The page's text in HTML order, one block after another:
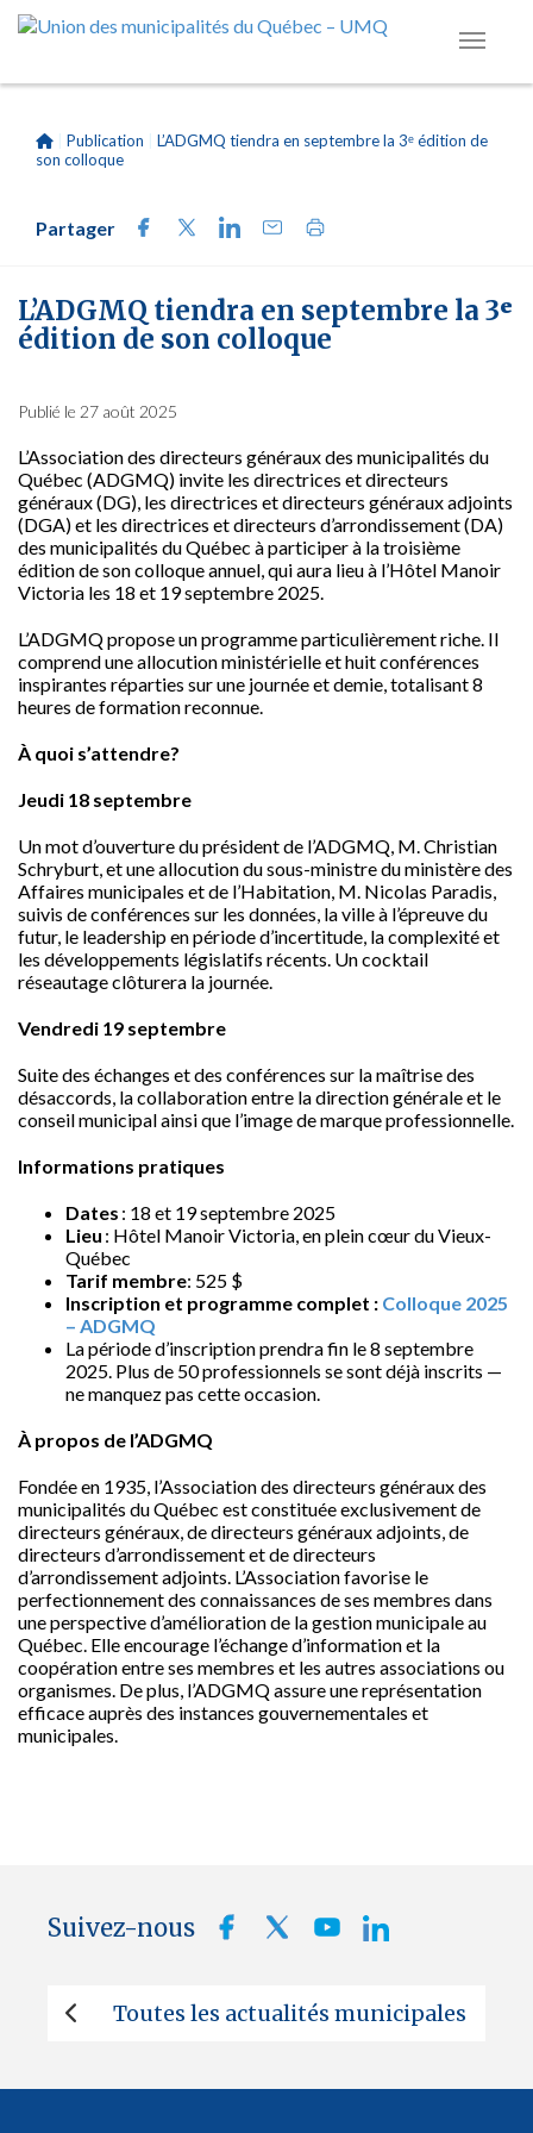
Publication
L’ADGMQ tiendra en septembre la 3ᵉ édition de
son colloque
Partager
L’ADGMQ tiendra en septembre la 3ᵉ
édition de son colloque
Publié le 27 août 2025
L’Association des directeurs généraux des municipalités du
Québec (ADGMQ) invite les directrices et directeurs
généraux (DG), les directrices et directeurs généraux adjoints
(DGA) et les directrices et directeurs d’arrondissement (DA)
des municipalités du Québec à participer à la troisième
édition de son colloque annuel, qui aura lieu à l’Hôtel Manoir
Victoria les 18 et 19 septembre 2025.
L’ADGMQ propose un programme particulièrement riche. Il
comprend une allocution ministérielle et huit conférences
inspirantes réparties sur une journée et demie, totalisant 8
heures de formation reconnue.
À quoi s’attendre?
Jeudi 18 septembre
Un mot d’ouverture du président de l’ADGMQ, M. Christian
Schryburt, et une allocution du sous-ministre du ministère des
Affaires municipales et de l’Habitation, M. Nicolas Paradis,
suivis de conférences sur les données, la ville à l’épreuve du
futur, le leadership en période d’incertitude, la complexité et
les développements législatifs récents. Un cocktail
réseautage clôturera la journée.
Vendredi 19 septembre
Suite des échanges et des conférences sur la maîtrise des
désaccords, la collaboration entre la direction générale et le
conseil municipal ainsi que l’image de marque professionnelle.
Informations pratiques
Dates : 18 et 19 septembre 2025
Lieu : Hôtel Manoir Victoria, en plein cœur du Vieux-
Québec
Tarif membre: 525 $
Inscription et programme complet : Colloque 2025
– ADGMQ
La période d’inscription prendra fin le 8 septembre
2025. Plus de 50 professionnels se sont déjà inscrits —
ne manquez pas cette occasion.
À propos de l’ADGMQ
Fondée en 1935, l’Association des directeurs généraux des
municipalités du Québec est constituée exclusivement de
directeurs généraux, de directeurs généraux adjoints, de
directeurs d’arrondissement et de directeurs
d’arrondissement adjoints. L’Association favorise le
perfectionnement des connaissances de ses membres dans
une perspective d’amélioration de la gestion municipale au
Québec. Elle encourage l’échange d’information et la
coopération entre ses membres et les autres associations ou
organismes. De plus, l’ADGMQ assure une représentation
efficace auprès des instances gouvernementales et
municipales.
Suivez-nous
Toutes les actualités municipales